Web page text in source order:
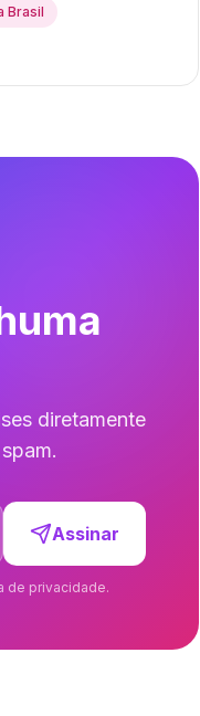
Brasil
diretamente
Assinar
de privacidade.